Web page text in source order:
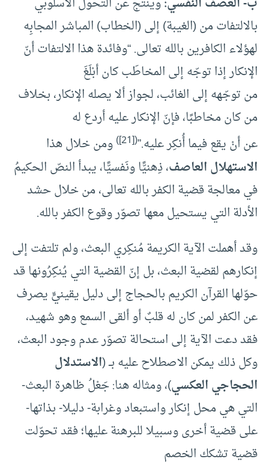
بالالتفات من (الغيبة) إلى (الخطاب) المباشر المجابِه
لهؤلاء الكافرين بالله تعالى. “وفائدة هذا الالتفات أنّ
الإنكار إذا توجّه إلى المخاطَب كان أبْلَغَ
من توجّهه إلى الغائب، لجواز ألا يصله الإنكار، بخلاف
من كان مخاطبًا، فإنّ الإنكار عليه أردع له
عن أنْ يقع فيما أُنكِر عليه.”(
[21]
) ومن خلال هذا
الاستهلال العاصف، ذِهنيًّا ونَفسيًّا، يبدأ النصّ الحكيمُ
في معالجة قضية الكفر بالله تعالى، من خلال حشد
الأدلة التي يستحيل معها تصوّر وقوع الكفر بالله.
وقد أهملت الآية الكريمة مُنكِري البعث، ولم تلتفت إلى
إنكارهم لقضية البعث، بل إنّ القضية التي يُنكِرُونها قد
حوّلها القرآن الكريم بالحجاج إلى دليل يقينيٍّ يصرف
عن الكفر لمن كان له قلبٌ أو ألقى السمع وهو شهيد،
فقد دعت الآية إلى استحالة تصوّر عدم وجود البعث،
وكل ذلك يمكن الاصطلاح عليه بــ (الاستدلال
الحجاجي العكسي)، ومثاله هنا: جَعْلُ ظاهرة البعث-
التي هي محل إنكار واستبعاد وغرابة- دليلا- بذاتها-
على قضية أخرى وسبيلا للبرهنة عليها؛ فقد تحوّلت
قضية تشكك الخصم